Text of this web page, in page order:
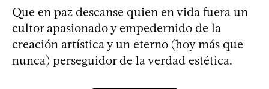
Que en paz descanse quien en vida fuera un
cultor apasionado y empedernido de la
creación artística y un eterno (hoy más que
nunca) perseguidor de la verdad estética.